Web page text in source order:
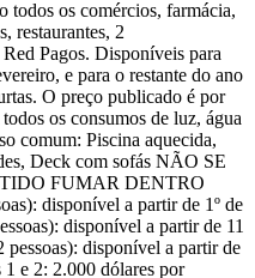
todos os comércios, farmácia,
restaurantes, 2
Pagos. Disponíveis para
e para o restante do ano
O preço publicado é por
os consumos de luz, água
comum: Piscina aquecida,
Deck com sofás NÃO SE
FUMAR DENTRO
disponível a partir de 1º de
disponível a partir de 11
pessoas): disponível a partir de
1 e 2: 2.000 dólares por